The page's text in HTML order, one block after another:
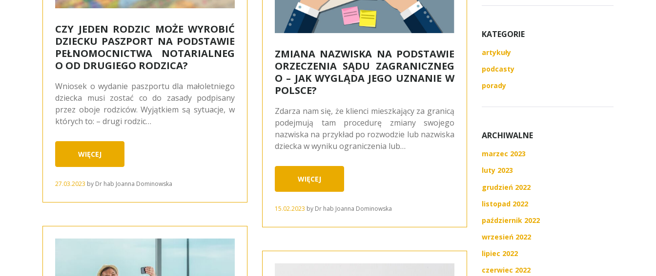
CZY JEDEN RODZIC MOŻE WYROBIĆ
DZIECKU PASZPORT NA PODSTAWIE
PEŁNOMOCNICTWA NOTARIALNEG
O OD DRUGIEGO RODZICA?
Wniosek o wydanie paszportu dla małoletniego
dziecka musi zostać co do zasady podpisany
przez oboje rodziców. Wyjątkiem są sytuacje, w
których to: – drugi rodzic…
WIĘCEJ
27.03.2023 by Dr hab Joanna Dominowska
ZMIANA NAZWISKA NA PODSTAWIE
ORZECZENIA SĄDU ZAGRANICZNEG
O – JAK WYGLĄDA JEGO UZNANIE W
POLSCE?
Zdarza nam się, że klienci mieszkający za granicą
podejmują tam procedurę zmiany swojego
nazwiska na przykład po rozwodzie lub nazwiska
dziecka w wyniku ograniczenia lub…
WIĘCEJ
15.02.2023 by Dr hab Joanna Dominowska
KATEGORIE
artykuły
podcasty
porady
ARCHIWALNE
marzec 2023
luty 2023
grudzień 2022
listopad 2022
październik 2022
wrzesień 2022
lipiec 2022
czerwiec 2022